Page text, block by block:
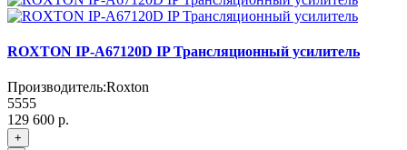
ROXTON IP-A67120D IP Трансляционный усилитель
Производитель:Roxton
5555
129 600 р.
+